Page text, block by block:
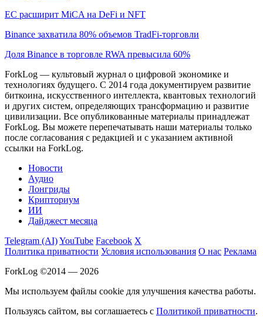
ЕС расширит MiCA на DeFi и NFT
Binance захватила 80% объемов TradFi-торговли
Доля Binance в торговле RWA превысила 60%
ForkLog — культовый журнал о цифровой экономике и
технологиях будущего. С 2014 года документируем развитие
биткоина, искусственного интеллекта, квантовых технологий
и других систем, определяющих трансформацию и развитие
цивилизации. Все опубликованные материалы принадлежат
ForkLog. Вы можете перепечатывать наши материалы только
после согласования с редакцией и с указанием активной
ссылки на ForkLog.
Новости
Аудио
Лонгриды
Крипториум
ИИ
Дайджест месяца
Telegram (AI)YouTube Facebook X
Политика приватности Условия использования О нас Реклама
ForkLog ©2014 — 2026
Мы используем файлы cookie для улучшения качества работы.
Пользуясь сайтом, вы соглашаетесь с Политикой приватности.